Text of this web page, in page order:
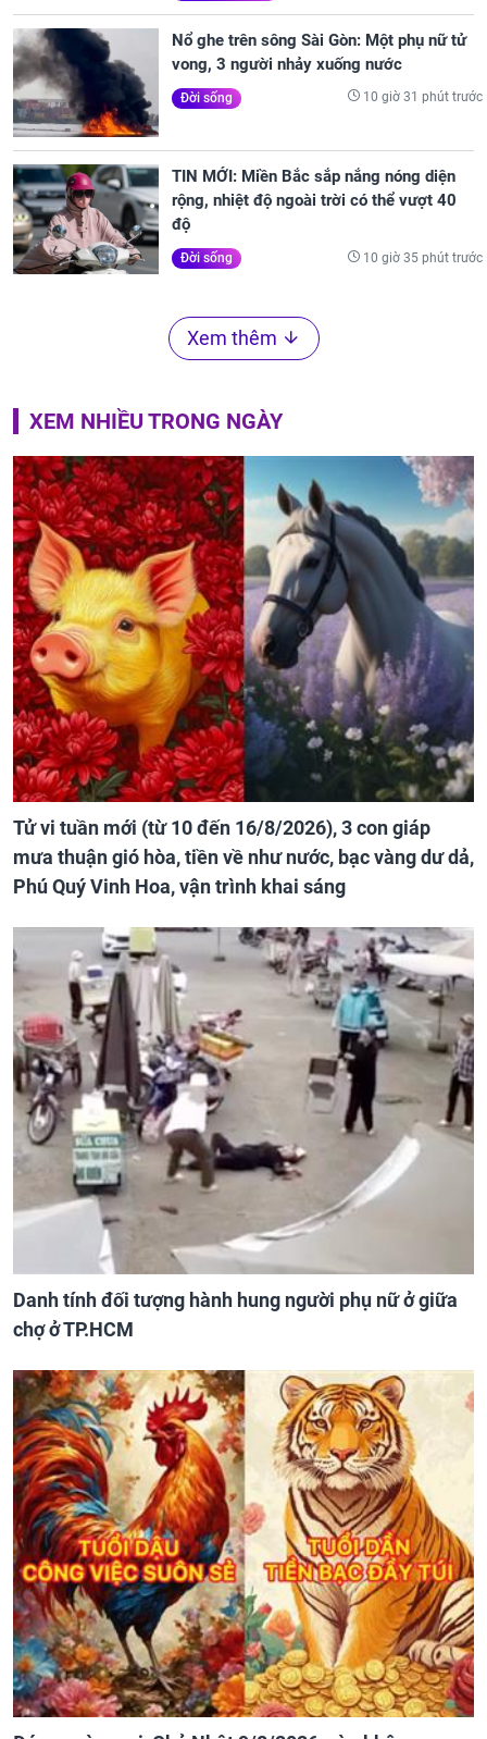
Nổ ghe trên sông Sài Gòn: Một phụ nữ tử
vong, 3 người nhảy xuống nước
Đời sống 10 giờ 31 phút trước
TIN MỚI: Miền Bắc sắp nắng nóng diện
rộng, nhiệt độ ngoài trời có thể vượt 40
độ
Đời sống 10 giờ 35 phút trước
Xem thêm
XEM NHIỀU TRONG NGÀY
Tử vi tuần mới (từ 10 đến 16/8/2026), 3 con giáp
mưa thuận gió hòa, tiền về như nước, bạc vàng dư dả,
Phú Quý Vinh Hoa, vận trình khai sáng
Danh tính đối tượng hành hung người phụ nữ ở giữa
chợ ở TP.HCM